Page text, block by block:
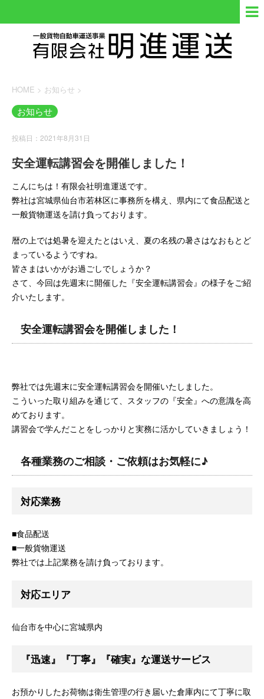
HOME > お知らせ >
お知らせ
投稿日：2021年8月31日
安全運転講習会を開催しました！
こんにちは！有限会社明進運送です。
弊社は宮城県仙台市若林区に事務所を構え、県内にて食品配送と
一般貨物運送を請け負っております。
暦の上では処暑を迎えたとはいえ、夏の名残の暑さはなおもとど
まっているようですね。
皆さまはいかがお過ごしでしょうか？
さて、今回は先週末に開催した『安全運転講習会』の様子をご紹
介いたします。
安全運転講習会を開催しました！
弊社では先週末に安全運転講習会を開催いたしました。
こういった取り組みを通じて、スタッフの『安全』への意識を高
めております。
講習会で学んだことをしっかりと実務に活かしていきましょう！
各種業務のご相談・ご依頼はお気軽に♪
対応業務
■食品配送
■一般貨物運送
弊社では上記業務を請け負っております。
対応エリア
仙台市を中心に宮城県内
『迅速』『丁寧』『確実』な運送サービス
お預かりしたお荷物は衛生管理の行き届いた倉庫内にて丁寧に取